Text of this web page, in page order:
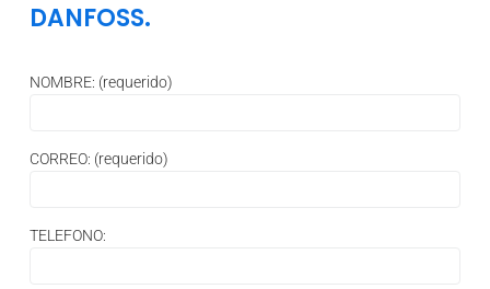
DANFOSS.
NOMBRE: (requerido)
CORREO: (requerido)
TELEFONO: